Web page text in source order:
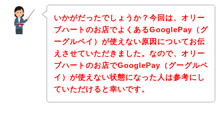
いかがだったでしょうか？今回は、オリー
ブハートのお店でよくあるGooglePay（グ
ーグルペイ）が使えない原因についてお伝
えさせていただきました。なので、オリー
ブハートのお店でGooglePay（グーグルペ
イ）が使えない状態になった人は参考にし
ていただけると幸いです。